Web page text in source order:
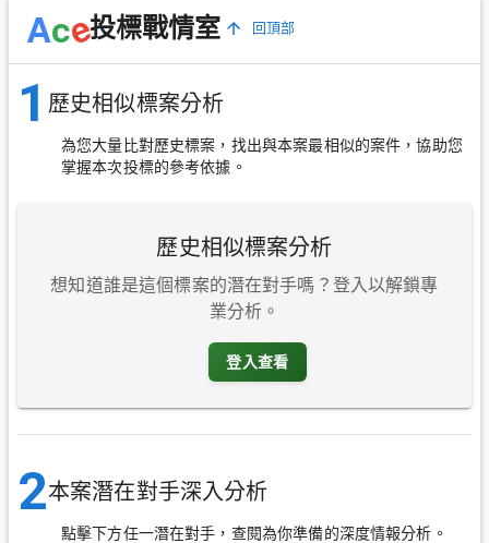
Ace投標戰情室 回頂部
1 歷史相似標案分析
為您大量比對歷史標案，找出與本案最相似的案件，協助您
掌握本次投標的參考依據。
歷史相似標案分析
想知道誰是這個標案的潛在對手嗎？登入以解鎖專
業分析。
登入查看
2本案潛在對手深入分析
點擊下方任一潛在對手，查閱為你準備的深度情報分析。